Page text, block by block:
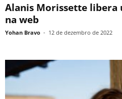
Alanis Morissette libera
na web
Yohan Bravo - 12 de dezembro de 2022